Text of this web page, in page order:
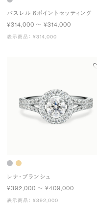
パスレル 6ポイントセッティング
¥314,000 〜 ¥314,000
表示商品： ¥314,000
レナ・ブランシュ
¥392,000 〜 ¥409,000
表示商品： ¥392,000